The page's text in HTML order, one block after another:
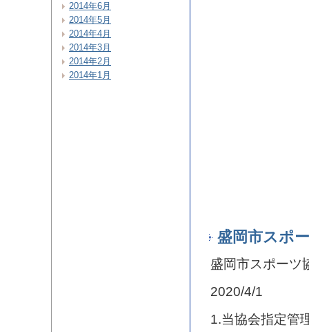
盛岡市スポ
盛岡市スポーツ
2020/4/1
1.当協会指定管
2014年6月
2014年5月
2014年4月
2014年3月
2014年2月
2014年1月